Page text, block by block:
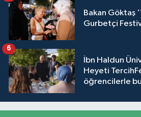
Bakan Göktaş
Gurbetçi
İbn Haldun
Heyeti
öğrencilerle
6